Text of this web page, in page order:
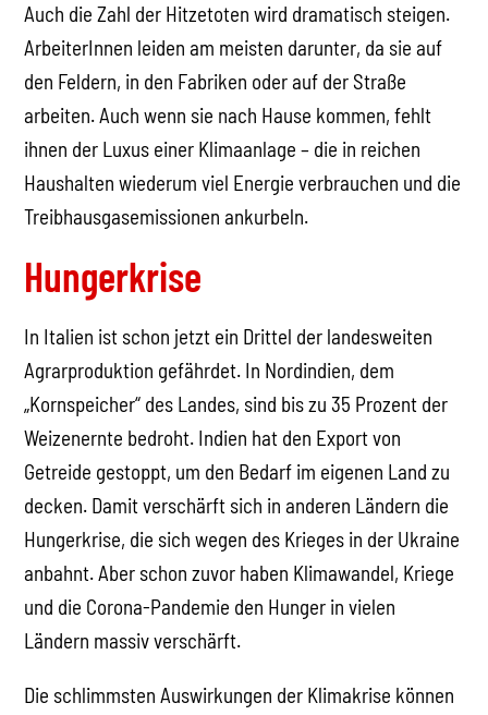
Auch die Zahl der Hitzetoten wird dramatisch steigen.
ArbeiterInnen leiden am meisten darunter, da sie auf
den Feldern, in den Fabriken oder auf der Straße
arbeiten. Auch wenn sie nach Hause kommen, fehlt
ihnen der Luxus einer Klimaanlage – die in reichen
Haushalten wiederum viel Energie verbrauchen und die
Treibhausgasemissionen ankurbeln.
Hungerkrise
In Italien ist schon jetzt ein Drittel der landesweiten
Agrarproduktion gefährdet. In Nordindien, dem
„Kornspeicher“ des Landes, sind bis zu 35 Prozent der
Weizenernte bedroht. Indien hat den Export von
Getreide gestoppt, um den Bedarf im eigenen Land zu
decken. Damit verschärft sich in anderen Ländern die
Hungerkrise, die sich wegen des Krieges in der Ukraine
anbahnt. Aber schon zuvor haben Klimawandel, Kriege
und die Corona-Pandemie den Hunger in vielen
Ländern massiv verschärft.
Die schlimmsten Auswirkungen der Klimakrise können